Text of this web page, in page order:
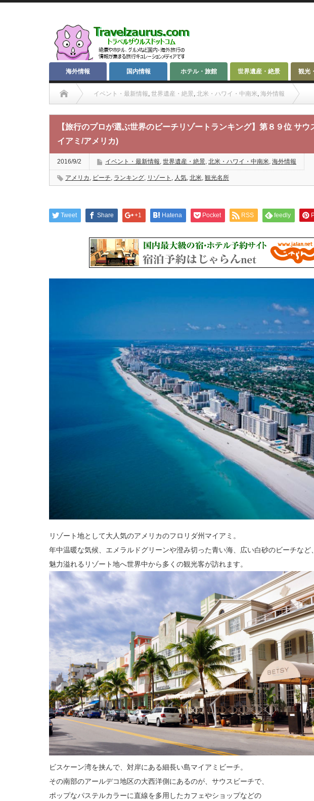
海外情報 国内情報 ホテル・旅館 世界遺産・絶景 観光
イベント・最新情報, 世界遺産・絶景, 北米・ハワイ・中南米, 海外情報
【旅行のプロが選ぶ世界のビーチリゾートランキング】第８９位 サウスビーチ(マイアミ/ア
【旅行のプロが選ぶ世界のビーチリゾートランキング】第８９位 サウ
イアミ/アメリカ)
2016/9/2 イベント・最新情報, 世界遺産・絶景, 北米・ハワイ・中南米, 海外情報
アメリカ , ビーチ, ランキング, リゾート , 人気, 北米, 観光名所
Tweet Share +1 Hatena Pocket RSS feedly
リゾート地として大人気のアメリカのフロリダ州マイアミ。
年中温暖な気候、エメラルドグリーンや澄み切った青い海、広い白砂のビーチなど、
魅力溢れるリゾート地へ世界中から多くの観光客が訪れます。
ビスケーン湾を挟んで、対岸にある細長い島マイアミビーチ。
その南部のアールデコ地区の大西洋側にあるのが、サウスビーチで、
ポップなパステルカラーに直線を多用したカフェやショップなどの